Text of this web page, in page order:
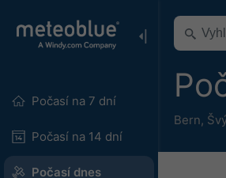
Počasí na 7 dní
Počasí na 14 dní
Počasí dnes
Bern,